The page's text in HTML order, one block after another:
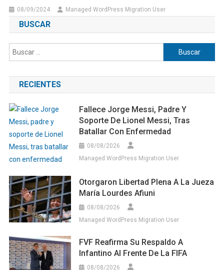
08/09/2024 Managed WordPress Migration User
BUSCAR
Buscar:
RECIENTES
Fallece Jorge Messi, Padre Y
Soporte De Lionel Messi, Tras
Batallar Con Enfermedad
08/08/2026
Managed WordPress Migration User
Otorgaron Libertad Plena A La Jueza
María Lourdes Afiuni
08/08/2026
Managed WordPress Migration User
FVF Reafirma Su Respaldo A
Infantino Al Frente De La FIFA
08/08/2026